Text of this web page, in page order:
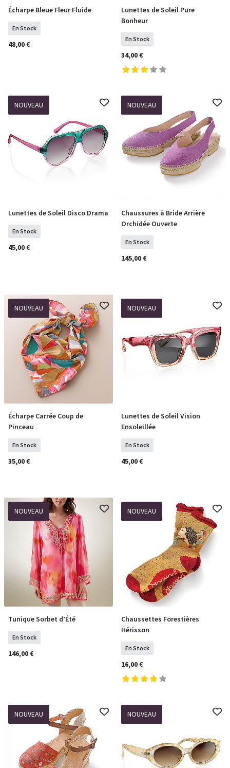
COMMANDER
Écharpe Bleue Fleur Fluide
En Stock
48,00 €
COMMANDER
Lunettes de Soleil Pure
Bonheur
En Stock
34,00 €
NOUVEAU
COMMANDER
Lunettes de Soleil Disco Drama
En Stock
45,00 €
NOUVEAU
Sélectionner Tailles
Chaussures à Bride Arrière
Orchidée Ouverte
En Stock
145,00 €
NOUVEAU
COMMANDER
Écharpe Carrée Coup de
Pinceau
En Stock
35,00 €
NOUVEAU
COMMANDER
Lunettes de Soleil Vision
Ensoleillée
En Stock
45,00 €
NOUVEAU
Sélectionner Tailles
Tunique Sorbet d’Été
En Stock
146,00 €
NOUVEAU
COMMANDER
Chaussettes Forestières
Hérisson
En Stock
16,00 €
NOUVEAU NOUVEAU